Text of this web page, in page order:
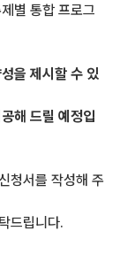
별 통합 프로그
을 제시할 수 있
해 드릴 예정입
청서를 작성해 주
드립니다.